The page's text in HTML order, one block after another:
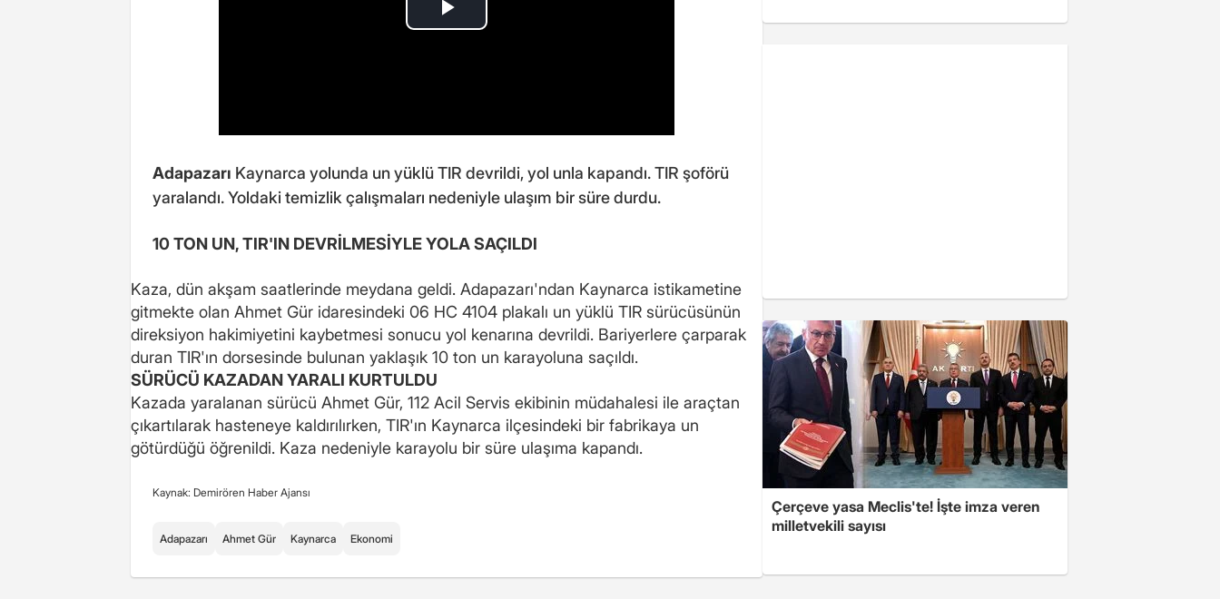
Adapazarı Kaynarca yolunda un yüklü TIR devrildi, yol unla kapandı. TIR şoförü
yaralandı. Yoldaki temizlik çalışmaları nedeniyle ulaşım bir süre durdu.
10 TON UN, TIR'IN DEVRİLMESİYLE YOLA SAÇILDI
Kaza, dün akşam saatlerinde meydana geldi. Adapazarı'ndan Kaynarca istikametine
gitmekte olan Ahmet Gür idaresindeki 06 HC 4104 plakalı un yüklü TIR sürücüsünün
direksiyon hakimiyetini kaybetmesi sonucu yol kenarına devrildi. Bariyerlere çarparak
duran TIR'ın dorsesinde bulunan yaklaşık 10 ton un karayoluna saçıldı.
SÜRÜCÜ KAZADAN YARALI KURTULDU
Kazada yaralanan sürücü Ahmet Gür, 112 Acil Servis ekibinin müdahalesi ile araçtan
çıkartılarak hasteneye kaldırılırken, TIR'ın Kaynarca ilçesindeki bir fabrikaya un
götürdüğü öğrenildi. Kaza nedeniyle karayolu bir süre ulaşıma kapandı.
Kaynak: Demirören Haber Ajansı
Adapazarı Ahmet Gür Kaynarca Ekonomi
Çerçeve yasa Meclis'te! İşte imza veren
milletvekili sayısı